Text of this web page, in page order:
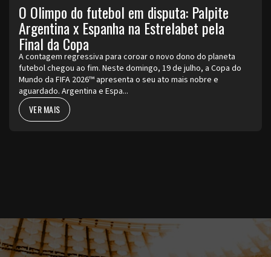
O Olimpo do futebol em disputa: Palpite
Argentina x Espanha na Estrelabet pela
Final da Copa
A contagem regressiva para coroar o novo dono do planeta
futebol chegou ao fim. Neste domingo, 19 de julho, a Copa do
Mundo da FIFA 2026™ apresenta o seu ato mais nobre e
aguardado. Argentina e Espa...
VER MAIS